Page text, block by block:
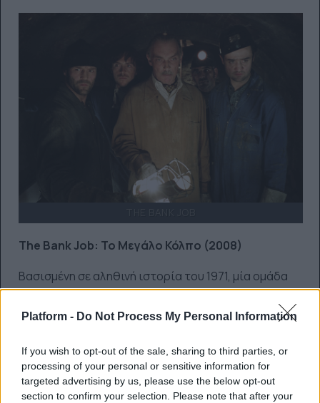
Platform - Do Not Process My Personal Information
If you wish to opt-out of the sale, sharing to third parties, or
processing of your personal or sensitive information for
targeted advertising by us, please use the below opt-out
section to confirm your selection. Please note that after your
The Bank Job: Το Μεγάλο Κόλπο (2008)
Βασισμένη σε αληθινή ιστορία του 1971, μία ομάδα
μικροκακοποιών στο Λονδίνο οργανώνει μία
φαινομενικά συνηθισμένη ληστεία τράπεζας. Ή έτσι
νομίζει. Όταν ανοίγουν τα θησαυροφυλάκια,
ανακαλύπτουν μυστικά που εμπλέκουν πολιτικούς,
εγκληματίες και τη βασιλική οικογένεια. Καθώς η
αστυνομία πλησιάζει, η συμμορία πρέπει να κάνει
τα πάντα για να επιβιώσει, ενώ δεν θα αργήσουν και